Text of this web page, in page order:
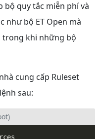
bộ quy tắc miễn phí và
như bộ ET Open mà
trong khi những bộ
cung cấp Ruleset
sau: